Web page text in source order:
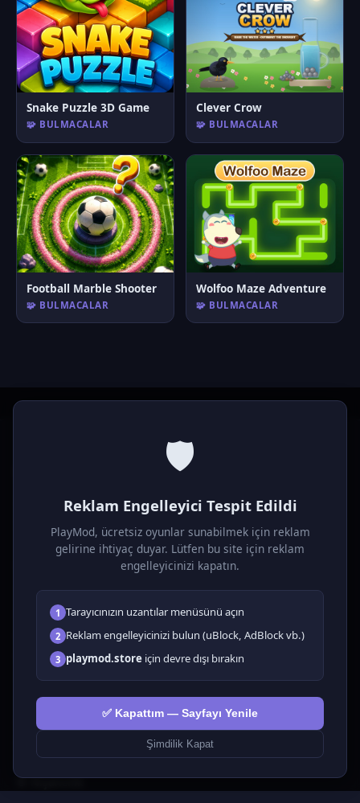
Snake Puzzle 3D Game
🧩 BULMACALAR
Clever Crow
🧩 BULMACALAR
Football Marble Shooter
🧩 BULMACALAR
Wolfoo Maze Adventure
🧩 BULMACALAR
🛡️
Reklam Engelleyici Tespit Edildi
PlayMod, ücretsiz oyunlar sunabilmek için reklam
gelirine ihtiyaç duyar. Lütfen bu site için reklam
engelleyicinizi kapatın.
1 Tarayıcınızın uzantılar menüsünü açın
2 Reklam engelleyicinizi bulun (uBlock, AdBlock vb.)
3 playmod.store için devre dışı bırakın
✅ Kapattım — Sayfayı Yenile
Şimdilik Kapat
Ücretsiz online HTML5 oyunlar! Aksiyon, bulmaca, spor ve
Tüm Oyunlar
🗺️ Macera
🧩 Bulmacalar
🎮 Tıklayıcı
💅 Kızlar
🕹️ Arcade
🎮 Hypercasual
🎮 Erkekler
🎯 Nişancılık